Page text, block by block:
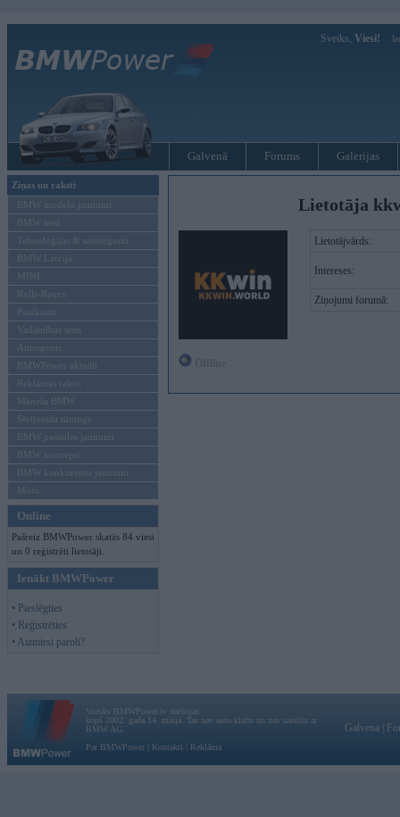
Sveiks, Viesi!
Galvenā Forums Galerijas
Ziņas un raksti
BMW modeļu jaunumi
BMW testi
Tehnoloģijas & sasniegumi
BMW Latvijā
MINI
Rolls-Royce
Pasākumi
Vadāmības tests
Autosports
BMWPower aktuāli
Reklāmas raksti
Mēneša BMW
Sērijveida tūnings
BMW pasaules jaunumi
BMW koncepti
BMW konkurentu jaunumi
Moto
Online
Pašreiz BMWPower skatās 84 viesi
un 0 reģistrēti lietotāji.
Ienākt BMWPower
• Pieslēgties
• Reģistrēties
• Aizmirsi paroli?
Lietotāja
Lietotājvārds:
Intereses:
Ziņojumi forumā:
Vortāls BMWPower.lv darbojas
kopš 2002. gada 14. maija. Tas nav auto klubs un nav saistīts ar
BMW AG.
Par BMWPower
Kontakti Reklāma
Galvena